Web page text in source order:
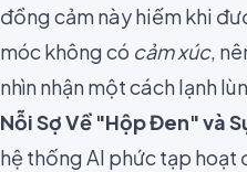
đồng cảm này hiếm khi
móc không có cảm xúc,
nhìn nhận một cách lạnh
Nỗi Sợ Về "Hộp Đen" và
hệ thống AI phức tạp